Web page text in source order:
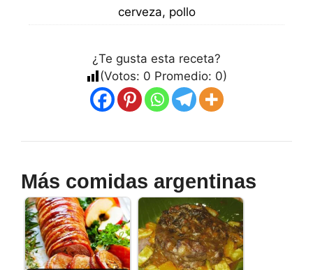
cerveza, pollo
¿Te gusta esta receta?
(Votos: 0 Promedio: 0)
Más comidas argentinas